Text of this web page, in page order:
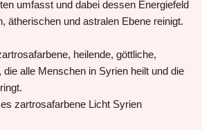
umfasst und dabei dessen Energiefeld
ätherischen und astralen Ebene reinigt.
heilende, göttliche,
die alle Menschen in Syrien heilt und die
zartrosafarbene Licht Syrien